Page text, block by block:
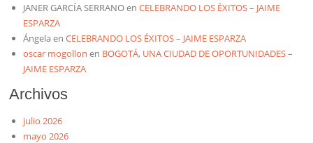
JANER GARCÍA SERRANOenCELEBRANDO LOS ÉXITOS – JAIME
ESPARZA
ÁngelaenCELEBRANDO LOS ÉXITOS – JAIME ESPARZA
oscar mogollon en BOGOTÁ, UNA CIUDAD DE OPORTUNIDADES –
JAIME ESPARZA
Archivos
julio 2026
mayo 2026